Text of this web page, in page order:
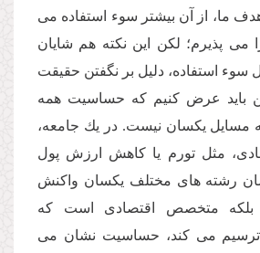
ما، از آن بیشتر سوء استفاده مى
مى پذیرم؛ لكن این نكته هم شایان
سوء استفاده، دلیل بر نگفتن حقیقت
باید عرض كنیم كه حساسیت همه
مسایل یكسان نیست. در یك جامعه،
مثل تورم یا كاهش ارزش پول
رشته هاى مختلف یكسان واكنش
بلكه متخصص اقتصادى است كه
ترسیم مى كند، حساسیت نشان مى